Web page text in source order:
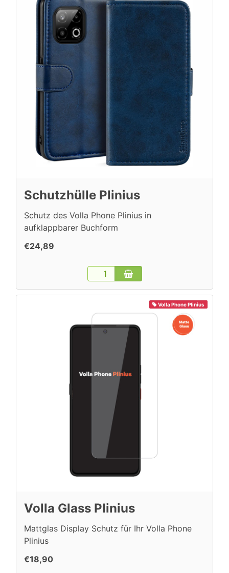
Schutzhülle Plinius
Schutz des Volla Phone Plinius in
aufklappbarer Buchform
€24,89
Volla Phone Plinius
Volla Glass Plinius
Mattglas Display Schutz für Ihr Volla Phone
Plinius
€18,90